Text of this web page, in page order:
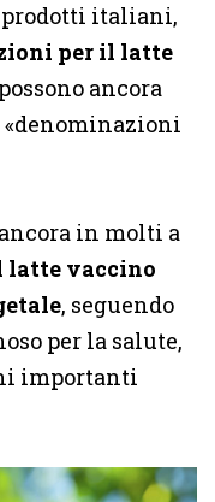
italiani,
per il latte
ancora
in molti a
latte vaccino
, seguendo
per la salute,
importanti